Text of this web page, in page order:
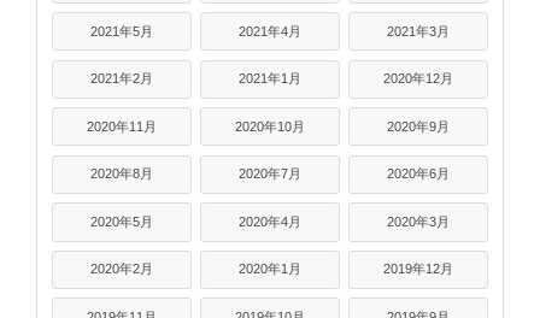
2021年5月 2021年4月 2021年3月
2021年2月 2021年1月 2020年12月
2020年11月 2020年10月 2020年9月
2020年8月 2020年7月 2020年6月
2020年5月 2020年4月 2020年3月
2020年2月 2020年1月 2019年12月